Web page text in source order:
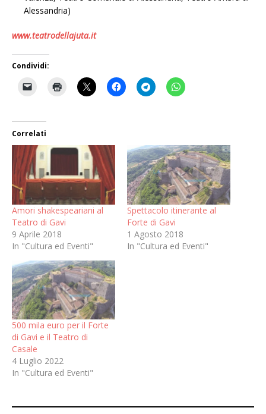
Alessandria)
www.teatrodellajuta.it
Condividi:
Correlati
Amori shakespeariani al
Teatro di Gavi
9 Aprile 2018
In "Cultura ed Eventi"
Spettacolo itinerante al
Forte di Gavi
1 Agosto 2018
In "Cultura ed Eventi"
500 mila euro per il Forte
di Gavi e il Teatro di
Casale
4 Luglio 2022
In "Cultura ed Eventi"